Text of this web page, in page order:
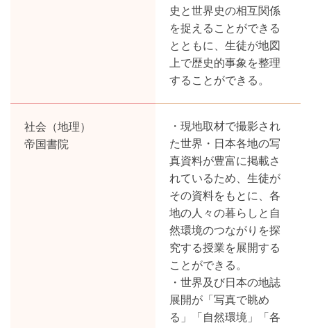
史と世界史の相互関係
を捉えることができる
とともに、生徒が地図
上で歴史的事象を整理
することができる。
社会（地理）
帝国書院
・現地取材で撮影され
た世界・日本各地の写
真資料が豊富に掲載さ
れているため、生徒が
その資料をもとに、各
地の人々の暮らしと自
然環境のつながりを探
究する授業を展開する
ことができる。
・世界及び日本の地誌
展開が「写真で眺め
る」「自然環境」「各